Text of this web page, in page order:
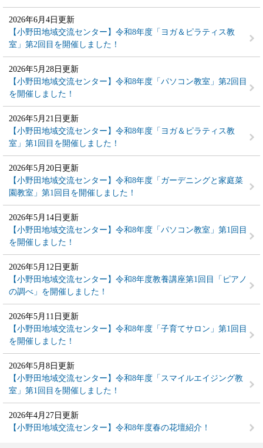
2026年6月4日更新
【小野田地域交流センター】令和8年度「ヨガ＆ピラティス教
室」第2回目を開催しました！
2026年5月28日更新
【小野田地域交流センター】令和8年度「パソコン教室」第2回目
を開催しました！
2026年5月21日更新
【小野田地域交流センター】令和8年度「ヨガ＆ピラティス教
室」第1回目を開催しました！
2026年5月20日更新
【小野田地域交流センター】令和8年度「ガーデニングと家庭菜
園教室」第1回目を開催しました！
2026年5月14日更新
【小野田地域交流センター】令和8年度「パソコン教室」第1回目
を開催しました！
2026年5月12日更新
【小野田地域交流センター】令和8年度教養講座第1回目「ピアノ
の調べ」を開催しました！
2026年5月11日更新
【小野田地域交流センター】令和8年度「子育てサロン」第1回目
を開催しました！
2026年5月8日更新
【小野田地域交流センター】令和8年度「スマイルエイジング教
室」第1回目を開催しました！
2026年4月27日更新
【小野田地域交流センター】令和8年度春の花壇紹介！